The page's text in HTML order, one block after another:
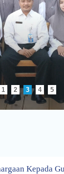
1 2 3 4 5
Kepada